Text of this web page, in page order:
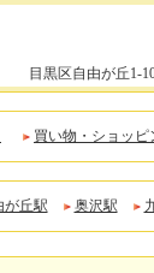
目黒区自由が丘1-
買い物・ショッピ
が丘駅 奥沢駅